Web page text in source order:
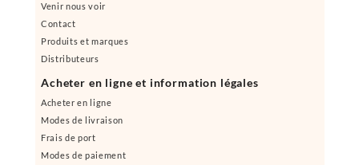
Venir nous voir
Contact
Produits et marques
Distributeurs
Acheter en ligne et information légales
Acheter en ligne
Modes de livraison
Frais de port
Modes de paiement